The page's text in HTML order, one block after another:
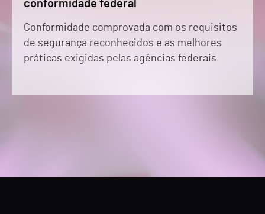
conformidade federal
Conformidade comprovada com os requisitos
de segurança reconhecidos e as melhores
práticas exigidas pelas agências federais